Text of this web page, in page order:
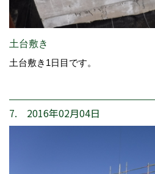
土台敷き
土台敷き1日目です。
7. 2016年02月04日